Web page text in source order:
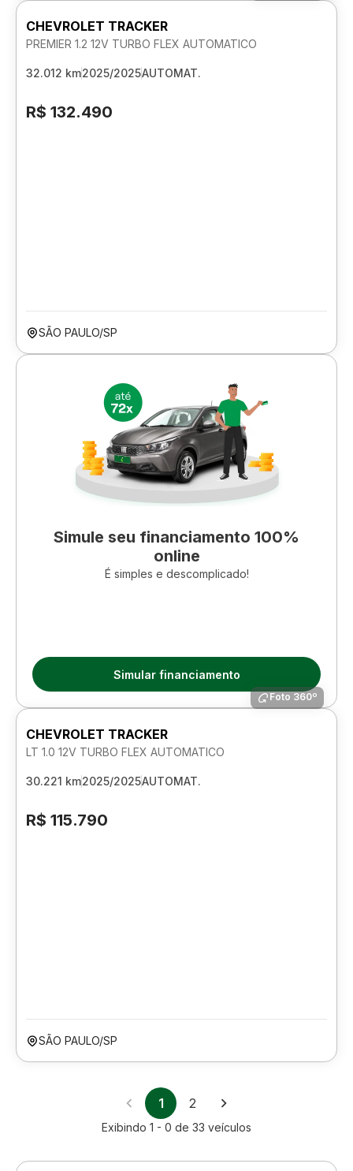
CHEVROLET TRACKER
PREMIER 1.2 12V TURBO FLEX AUTOMATICO
32.012 km2025/2025AUTOMAT.
R$ 132.490
SÃO PAULO/SP
Simule seu financiamento 100%
online
É simples e descomplicado!
Simular financiamento
Foto 360º
CHEVROLET TRACKER
LT 1.0 12V TURBO FLEX AUTOMATICO
30.221 km2025/2025AUTOMAT.
R$ 115.790
SÃO PAULO/SP
1 2
Exibindo 1 - 0 de 33 veículos